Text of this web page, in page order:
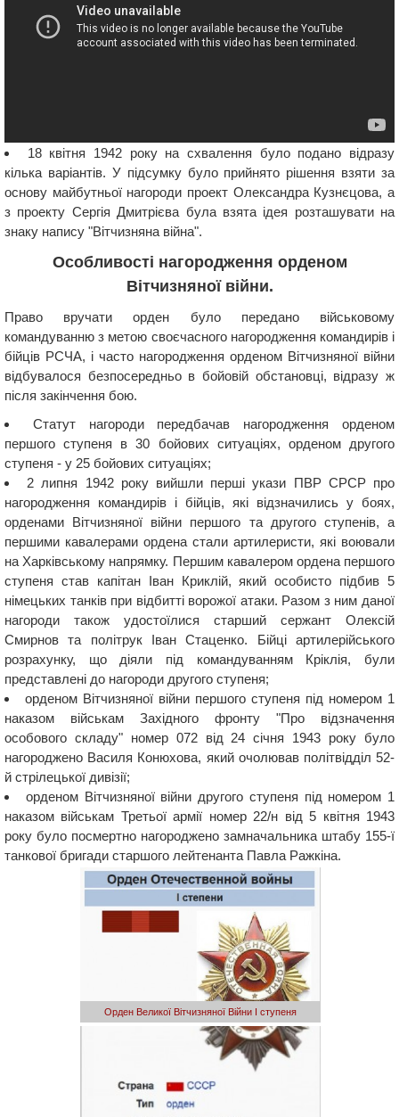
18 квітня 1942 року на схвалення було подано відразу
кілька варіантів. У підсумку було прийнято рішення взяти за
основу майбутньої нагороди проект Олександра Кузнєцова, а
з проекту Сергія Дмитрієва була взята ідея розташувати на
знаку напису "Вітчизняна війна".
Особливості нагородження орденом
Вітчизняної війни.
Право вручати орден було передано військовому
командуванню з метою своєчасного нагородження командирів і
бійців РСЧА, і часто нагородження орденом Вітчизняної війни
відбувалося безпосередньо в бойовій обстановці, відразу ж
після закінчення бою.
Статут нагороди передбачав нагородження орденом
першого ступеня в 30 бойових ситуаціях, орденом другого
ступеня - у 25 бойових ситуаціях;
2 липня 1942 року вийшли перші укази ПВР СРСР про
нагородження командирів і бійців, які відзначились у боях,
орденами Вітчизняної війни першого та другого ступенів, а
першими кавалерами ордена стали артилеристи, які воювали
на Харківському напрямку. Першим кавалером ордена першого
ступеня став капітан Іван Криклій, який особисто підбив 5
німецьких танків при відбитті ворожої атаки. Разом з ним даної
нагороди також удостоїлися старший сержант Олексій
Смирнов та політрук Іван Стаценко. Бійці артилерійського
розрахунку, що діяли під командуванням Кріклія, були
представлені до нагороди другого ступеня;
орденом Вітчизняної війни першого ступеня під номером 1
наказом військам Західного фронту "Про відзначення
особового складу" номер 072 від 24 січня 1943 року було
нагороджено Василя Конюхова, який очолював політвідділ 52-
й стрілецької дивізії;
орденом Вітчизняної війни другого ступеня під номером 1
наказом військам Третьої армії номер 22/н від 5 квітня 1943
року було посмертно нагороджено замначальника штабу 155-ї
танкової бригади старшого лейтенанта Павла Ражкіна.
Орден Великої Вітчизняної Війни І ступеня